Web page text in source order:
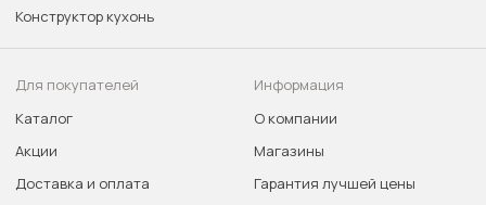
Конструктор кухонь
Для покупателей
Каталог
Акции
Доставка и оплата
Информация
О компании
Магазины
Гарантия лучшей цены